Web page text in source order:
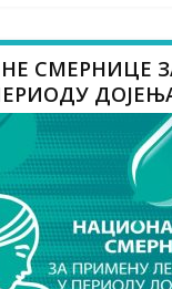
СМЕРНИЦЕ